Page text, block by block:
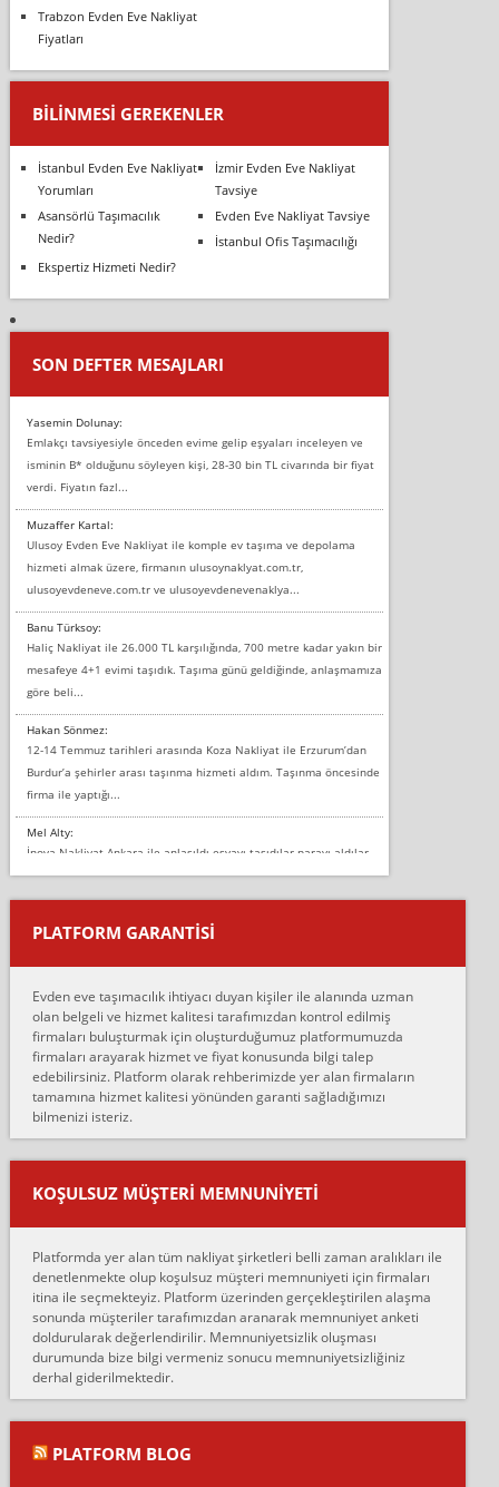
Trabzon Evden Eve Nakliyat
Fiyatları
BILINMESI GEREKENLER
İstanbul Evden Eve Nakliyat
Yorumları
İzmir Evden Eve Nakliyat
Tavsiye
Asansörlü Taşımacılık
Nedir?
Evden Eve Nakliyat Tavsiye
İstanbul Ofis Taşımacılığı
Ekspertiz Hizmeti Nedir?
SON DEFTER MESAJLARI
Yasemin Dolunay:
Emlakçı tavsiyesiyle önceden evime gelip eşyaları inceleyen ve
isminin B* olduğunu söyleyen kişi, 28-30 bin TL civarında bir fiyat
verdi. Fiyatın fazl...
Muzaffer Kartal:
Ulusoy Evden Eve Nakliyat ile komple ev taşıma ve depolama
hizmeti almak üzere, firmanın ulusoynaklyat.com.tr,
ulusoyevdeneve.com.tr ve ulusoyevdenevenaklya...
Banu Türksoy:
Haliç Nakliyat ile 26.000 TL karşılığında, 700 metre kadar yakın bir
mesafeye 4+1 evimi taşıdık. Taşıma günü geldiğinde, anlaşmamıza
göre beli...
Hakan Sönmez:
12-14 Temmuz tarihleri arasında Koza Nakliyat ile Erzurum’dan
Burdur’a şehirler arası taşınma hizmeti aldım. Taşınma öncesinde
firma ile yaptığı...
Mel Alty:
İnova Nakliyat Ankara ile anlaşıldı eşyayı taşıdılar parayı aldılar.
Salon duvarına bir baktım birisi boydan alüminyum renkli bantı
yapıştırm...
Murat:
çalıştıklarını, müş...
Ahmet:
Lüleburgaz güngünes evden eve naklyat eşyalarımı taşımak için
anlaştık sabah eve geldiklerinde de eşyalarımı düzgün şekilde
sarcaz demelerine r...
mehmet güldü:
Ankara ALİCANLAR NAKLİYAT Tutarsız ve ticari ahlak problemleri
var verdikleri fiyat teklifini arttırdılar. Sonrasında taşıma gününde
oldukça tutarsı...
Ankara Alicanlar naklyat tel 5465524025. 2600 TL'ye ankaradan
Konya ya Alicanlar naklyat la anlaştık bu şahıs evin taşınacağı gün
fiyatın mazoto gele...
Fatih kokmese:
Diyarbakır dan eşyamı getirtmek için anlaştım sözleşme yaptım.
Son anda fiyat artırdılar.. mecburiyetten tasittim.. bu kişiler ağrılı
Ali:
PLATFORM GARANTİSİ
Evden eve taşımacılık ihtiyacı duyan kişiler ile alanında uzman
olan belgeli ve hizmet kalitesi tarafımızdan kontrol edilmiş
firmaları buluşturmak için oluşturduğumuz platformumuzda
firmaları arayarak hizmet ve fiyat konusunda bilgi talep
edebilirsiniz. Platform olarak rehberimizde yer alan firmaların
tamamına hizmet kalitesi yönünden garanti sağladığımızı
bilmenizi isteriz.
KOŞULSUZ MÜŞTERI MEMNUNIYETI
Platformda yer alan tüm nakliyat şirketleri belli zaman aralıkları ile
denetlenmekte olup koşulsuz müşteri memnuniyeti için firmaları
itina ile seçmekteyiz. Platform üzerinden gerçekleştirilen alaşma
sonunda müşteriler tarafımızdan aranarak memnuniyet anketi
doldurularak değerlendirilir. Memnuniyetsizlik oluşması
durumunda bize bilgi vermeniz sonucu memnuniyetsizliğiniz
derhal giderilmektedir.
PLATFORM BLOG